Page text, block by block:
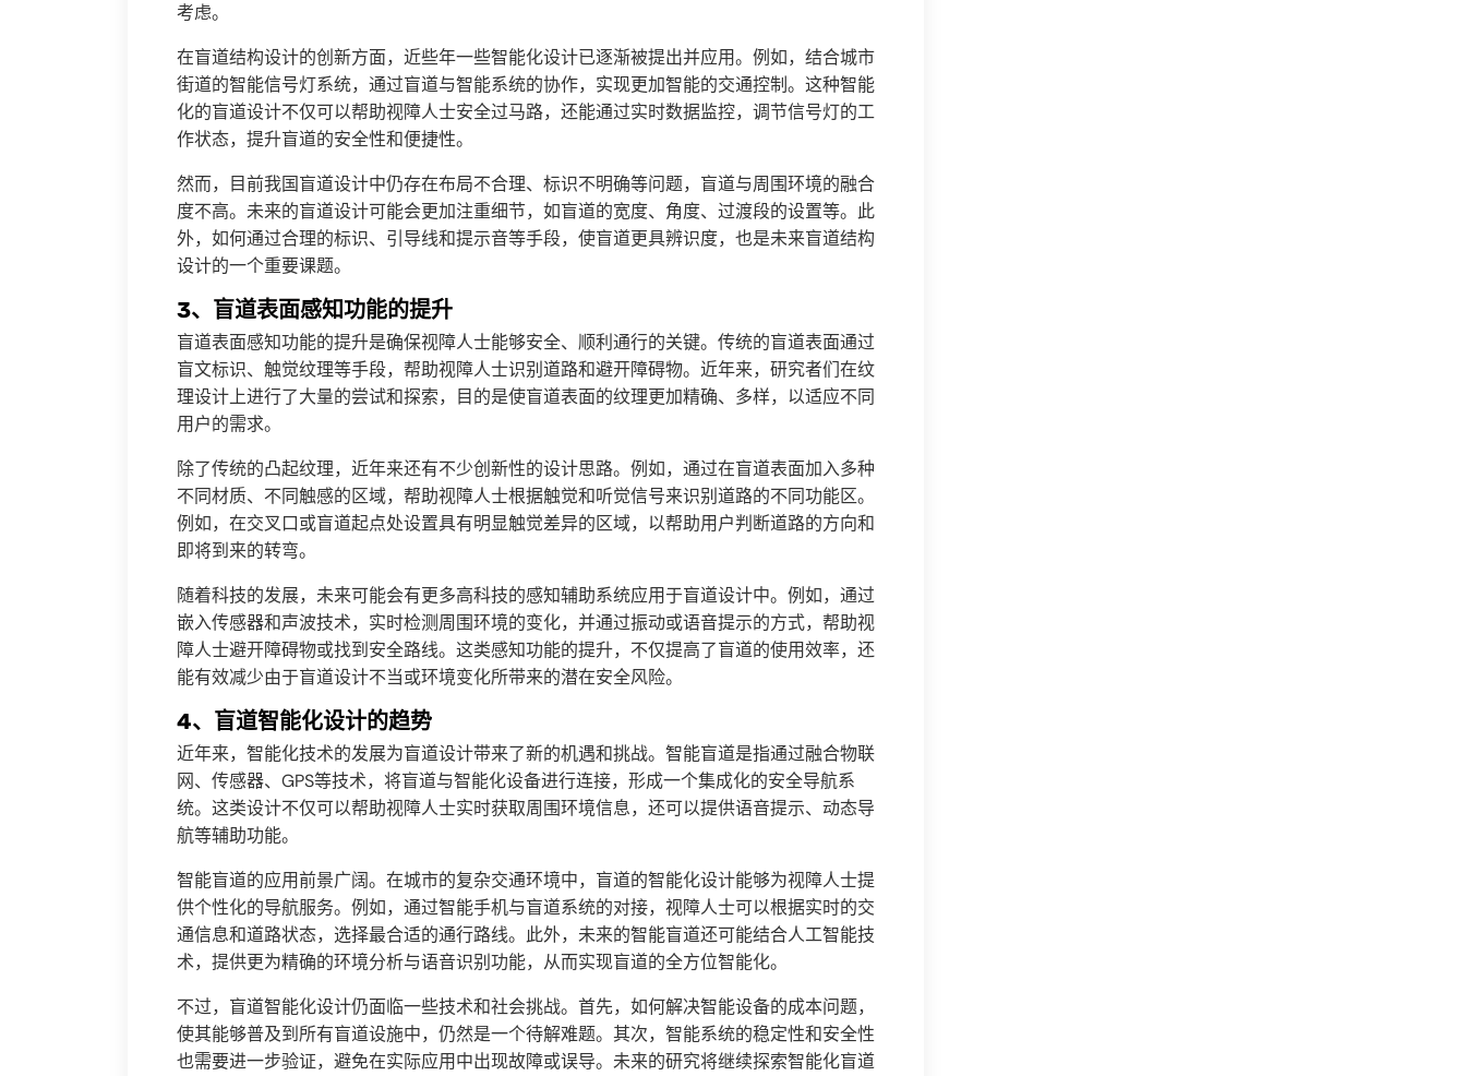
考虑。
在盲道结构设计的创新方面，近些年一些智能化设计已逐渐被提出并应用。例如，结合城市
街道的智能信号灯系统，通过盲道与智能系统的协作，实现更加智能的交通控制。这种智能
化的盲道设计不仅可以帮助视障人士安全过马路，还能通过实时数据监控，调节信号灯的工
作状态，提升盲道的安全性和便捷性。
然而，目前我国盲道设计中仍存在布局不合理、标识不明确等问题，盲道与周围环境的融合
度不高。未来的盲道设计可能会更加注重细节，如盲道的宽度、角度、过渡段的设置等。此
外，如何通过合理的标识、引导线和提示音等手段，使盲道更具辨识度，也是未来盲道结构
设计的一个重要课题。
3、盲道表面感知功能的提升
盲道表面感知功能的提升是确保视障人士能够安全、顺利通行的关键。传统的盲道表面通过
盲文标识、触觉纹理等手段，帮助视障人士识别道路和避开障碍物。近年来，研究者们在纹
理设计上进行了大量的尝试和探索，目的是使盲道表面的纹理更加精确、多样，以适应不同
用户的需求。
除了传统的凸起纹理，近年来还有不少创新性的设计思路。例如，通过在盲道表面加入多种
不同材质、不同触感的区域，帮助视障人士根据触觉和听觉信号来识别道路的不同功能区。
例如，在交叉口或盲道起点处设置具有明显触觉差异的区域，以帮助用户判断道路的方向和
即将到来的转弯。
随着科技的发展，未来可能会有更多高科技的感知辅助系统应用于盲道设计中。例如，通过
嵌入传感器和声波技术，实时检测周围环境的变化，并通过振动或语音提示的方式，帮助视
障人士避开障碍物或找到安全路线。这类感知功能的提升，不仅提高了盲道的使用效率，还
能有效减少由于盲道设计不当或环境变化所带来的潜在安全风险。
4、盲道智能化设计的趋势
近年来，智能化技术的发展为盲道设计带来了新的机遇和挑战。智能盲道是指通过融合物联
网、传感器、GPS等技术，将盲道与智能化设备进行连接，形成一个集成化的安全导航系
统。这类设计不仅可以帮助视障人士实时获取周围环境信息，还可以提供语音提示、动态导
航等辅助功能。
智能盲道的应用前景广阔。在城市的复杂交通环境中，盲道的智能化设计能够为视障人士提
供个性化的导航服务。例如，通过智能手机与盲道系统的对接，视障人士可以根据实时的交
通信息和道路状态，选择最合适的通行路线。此外，未来的智能盲道还可能结合人工智能技
术，提供更为精确的环境分析与语音识别功能，从而实现盲道的全方位智能化。
不过，盲道智能化设计仍面临一些技术和社会挑战。首先，如何解决智能设备的成本问题，
使其能够普及到所有盲道设施中，仍然是一个待解难题。其次，智能系统的稳定性和安全性
也需要进一步验证，避免在实际应用中出现故障或误导。未来的研究将继续探索智能化盲道